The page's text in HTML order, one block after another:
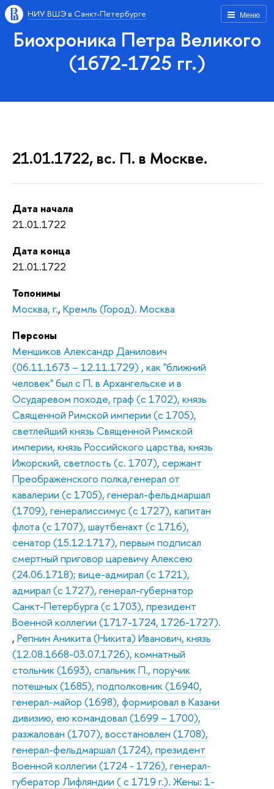
Меню
НИУ ВШЭ в Санкт-Петербурге
Биохроника Петра Великого
(1672-1725 гг.)
21.01.1722, вс. П. в Москве.
Дата начала
21.01.1722
Дата конца
21.01.1722
Топонимы
Москва, г., Кремль (Город). Москва
Персоны
Меншиков Александр Данилович
(06.11.1673 – 12.11.1729) , как "ближний
человек" был с П. в Архангельске и в
Осударевом походе, граф (с 1702), князь
Священной Римской империи (с 1705),
светлейший князь Священной Римской
империи, князь Российского царства, князь
Ижорский, светлость (с. 1707), сержант
Преображенского полка,генерал от
кавалерии (с 1705), генерал-фельдмаршал
(1709), генералиссимус (с 1727), капитан
флота (с 1707), шаутбенахт (с 1716),
сенатор (15.12.1717), первым подписал
смертный приговор царевичу Алексею
(24.06.1718); вице-адмирал (с 1721),
адмирал (с 1727), генерал-губернатор
Санкт-Петербурга (с 1703), президент
Военной коллегии (1717-1724, 1726-1727).
, Репнин Аникита (Никита) Иванович, князь
(12.08.1668-03.07.1726), комнатный
стольник (1693), спальник П., поручик
потешных (1685), подполковник (16940,
генерал-майор (1698), формировал в Казани
дивизию, ею командовал (1699 – 1700),
разжалован (1707), восстановлен (1708),
генерал-фельдмаршал (1724), президент
Военной коллегии (1724 - 1726), генерал-
губератор Лифляндии ( с 1719 г.). Жены: 1-